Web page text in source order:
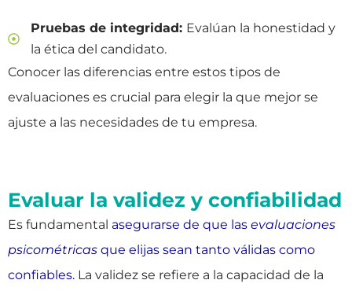
Pruebas de integridad: Evalúan la honestidad y
la ética del candidato.
Conocer las diferencias entre estos tipos de
evaluaciones es crucial para elegir la que mejor se
ajuste a las necesidades de tu empresa.
Evaluar la validez y confiabilidad
Es fundamental asegurarse de que las evaluaciones
psicométricas que elijas sean tanto válidas como
confiables. La validez se refiere a la capacidad de la